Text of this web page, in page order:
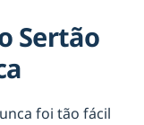
Sertão
foi tão fácil